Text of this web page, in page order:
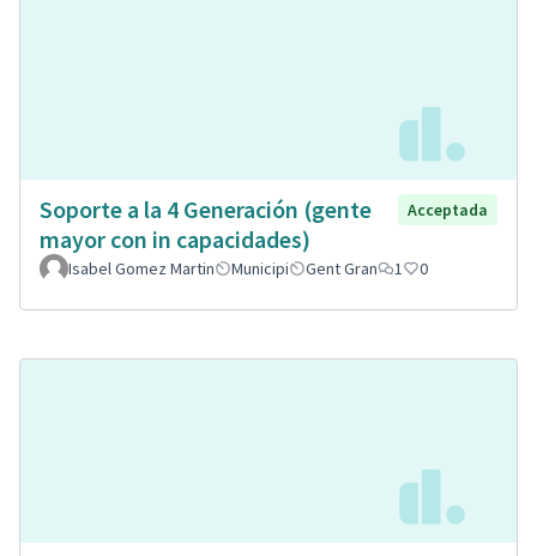
Soporte a la 4 Generación (gente
mayor con in capacidades)
Acceptada
Isabel Gomez Martin Municipi Gent Gran 1 0